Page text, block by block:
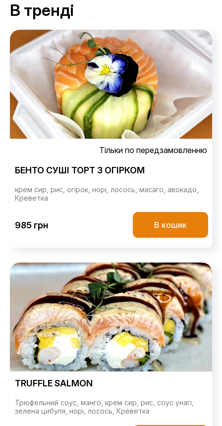
В тренді
Тільки по передзамовленню
БЕНТО СУШІ ТОРТ З ОГІРКОМ
крем сир, рис, огірок, норі, лосось, масаго, авокадо,
Креветка
985 грн В кошик
TRUFFLE SALMON
Трюфельний соус, манго, крем сир, рис, соус унагі,
зелена цибуля, норі, лосось, Креветка